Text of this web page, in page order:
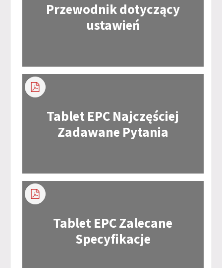
Przewodnik dotyczący
ustawień
Tablet EPC Najczęściej
Zadawane Pytania
Tablet EPC Zalecane
Specyfikacje